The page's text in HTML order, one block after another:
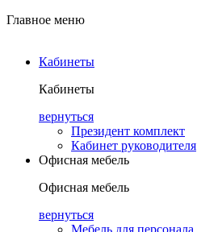
Главное меню
Кабинеты
Кабинеты
вернуться
Президент комплект
Кабинет руководителя
Офисная мебель
Офисная мебель
вернуться
Мебель для персонала